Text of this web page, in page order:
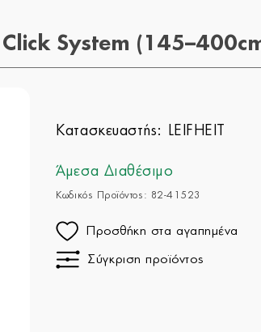
System
Κατασκευαστής: LEIFHEIT
Άμεσα Διαθέσιμο
Κωδικός Προϊόντος: 82-41523
Προσθήκη στα αγαπημένα
Σύγκριση προϊόντος